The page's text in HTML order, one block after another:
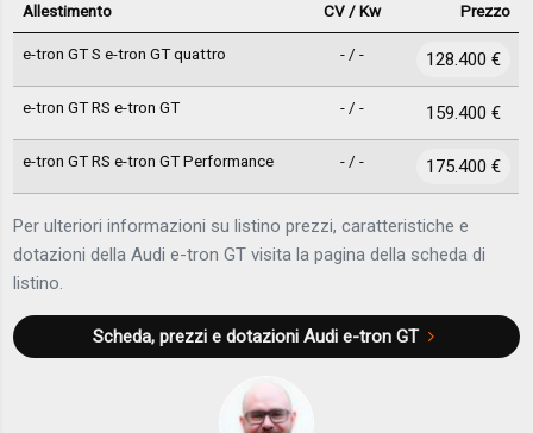
Allestimento CV / Kw Prezzo
e-tron GT S e-tron GT quattro - / - 128.400 €
e-tron GT RS e-tron GT - / - 159.400 €
e-tron GT RS e-tron GT Performance - / - 175.400 €
Per ulteriori informazioni su listino prezzi, caratteristiche e
dotazioni della Audi e-tron GT visita la pagina della scheda di
listino.
Scheda, prezzi e dotazioni Audi e-tron GT